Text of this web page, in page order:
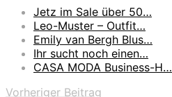
Jetz im Sale über 50…
Leo-Muster – Outfit…
Emily van Bergh Blus…
Ihr sucht noch einen…
CASA MODA Business-H…
Vorheriger Beitrag